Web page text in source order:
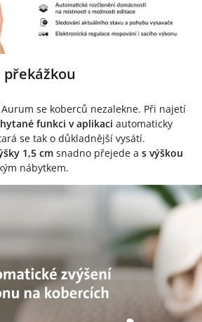
Aurum se koberců nezalekne. Při najetí
funkci v aplikaci automaticky
se tak o důkladnější vysátí.
1,5 cm snadno přejede a s výškou
nábytkem.